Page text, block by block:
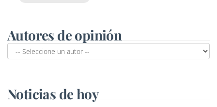
Autores de opinión
Noticias de hoy